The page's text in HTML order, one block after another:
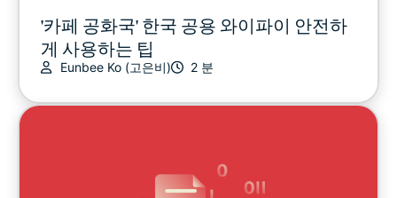
스트리밍
팁 & 요령
'카페 공화국' 한국 공용 와이파이 안전하
게 사용하는 팁
Eunbee Ko (고은비) 2 분